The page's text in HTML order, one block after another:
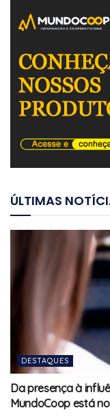
ÚLTIMAS
DESTAQUES
Da presença à
MundoCoop está